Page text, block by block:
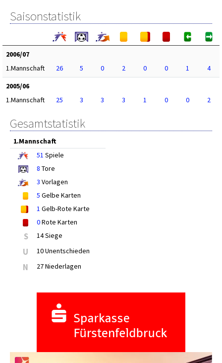
Saisonstatistik
2006/07
1.Mannschaft
26 5 0 2 0 0 1
4
2005/06
1.Mannschaft
25 3 3 3 1 0 0 2
Gesamtstatistik
1.Mannschaft
51 Spiele
8 Tore
3 Vorlagen
5 Gelbe Karten
1 Gelb-Rote Karte
0Rote Karten
S 14 Siege
U 10 Unentschieden
N 27 Niederlagen